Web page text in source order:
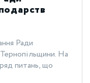
Ради
Тернопільщини. На
питань, що